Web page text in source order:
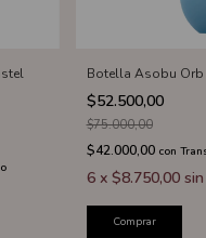
Botella Asobu
$52.500,00
$75.000,00
$42.000,00 con
6 x $8.750,00
Comprar